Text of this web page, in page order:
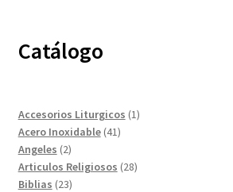
Catálogo
Accesorios Liturgicos 11
Acero Inoxidable 4141
Angeles 22
productos
Articulos Religiosos 2828
Biblias 2323